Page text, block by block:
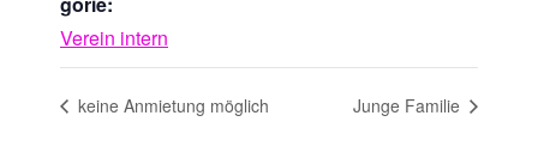
Verein intern
keine Anmietung möglich Junge Familie